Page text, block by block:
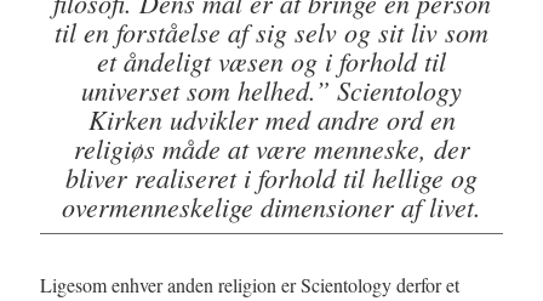
til en forståelse af sig selv og sit liv som
et åndeligt væsen og i forhold til
universet som helhed.” Scientology
Kirken udvikler med andre ord en
religiøs måde at være menneske, der
bliver realiseret i forhold til hellige og
overmenneskelige dimensioner af livet.
Ligesom enhver anden religion er Scientology derfor et